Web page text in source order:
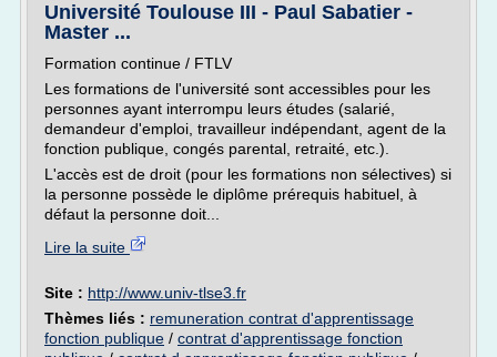
Université Toulouse III - Paul Sabatier -
Master ...
Formation continue / FTLV
Les formations de l'université sont accessibles pour les
personnes ayant interrompu leurs études (salarié,
demandeur d'emploi, travailleur indépendant, agent de la
fonction publique, congés parental, retraité, etc.).
L'accès est de droit (pour les formations non sélectives) si
la personne possède le diplôme prérequis habituel, à
défaut la personne doit...
Lire la suite
Site : http://www.univ-tlse3.fr
Thèmes liés : remuneration contrat d'apprentissage
fonction publique / contrat d'apprentissage fonction